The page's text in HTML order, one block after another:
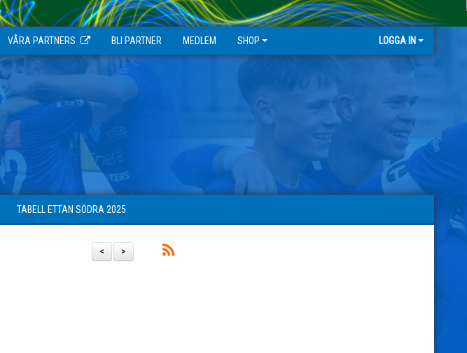
VÅRA PARTNERS BLI PARTNER MEDLEM SHOP LOGGA IN
TABELL ETTAN SÖDRA 2025
>
<